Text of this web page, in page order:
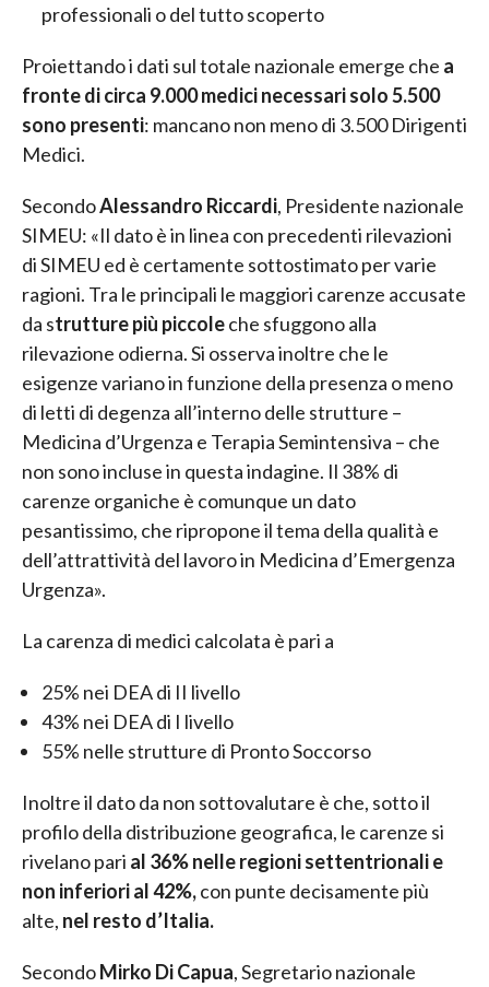
professionali o del tutto scoperto
Proiettando i dati sul totale nazionale emerge che a
fronte di circa 9.000 medici necessari solo 5.500
sono presenti: mancano non meno di 3.500 Dirigenti
Medici.
SecondoAlessandro Riccardi, Presidente nazionale
SIMEU: «Il dato è in linea con precedenti rilevazioni
di SIMEU ed è certamente sottostimato per varie
ragioni. Tra le principali le maggiori carenze accusate
da strutture più piccoleche sfuggono alla
rilevazione odierna. Si osserva inoltre che le
esigenze variano in funzione della presenza o meno
di letti di degenza all’interno delle strutture –
Medicina d’Urgenza e Terapia Semintensiva – che
non sono incluse in questa indagine. Il 38% di
carenze organiche è comunque un dato
pesantissimo, che ripropone il tema della qualità e
dell’attrattività del lavoro in Medicina d’Emergenza
Urgenza».
La carenza di medici calcolata è pari a
25% nei DEA di II livello
43% nei DEA di I livello
55% nelle strutture di Pronto Soccorso
Inoltre il dato da non sottovalutare è che, sotto il
profilo della distribuzione geografica, le carenze si
rivelano pari al 36% nelle regioni settentrionali e
non inferiori al 42%,con punte decisamente più
alte, nel resto d’Italia.
SecondoMirko Di Capua, Segretario nazionale